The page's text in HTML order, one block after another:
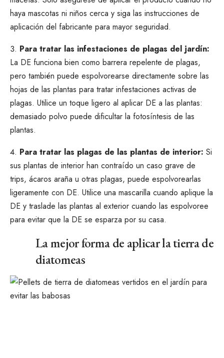
haya mascotas ni niños cerca y siga las instrucciones de
aplicación del fabricante para mayor seguridad.
Para tratar las infestaciones de plagas del jardín:
La DE funciona bien como barrera repelente de plagas,
pero también puede espolvorearse directamente sobre las
hojas de las plantas para tratar infestaciones activas de
plagas. Utilice un toque ligero al aplicar DE a las plantas:
demasiado polvo puede dificultar la fotosíntesis de las
plantas.
Para tratar las plagas de las plantas de interior: Si
sus plantas de interior han contraído un caso grave de
trips, ácaros araña u otras plagas, puede espolvorearlas
ligeramente con DE. Utilice una mascarilla cuando aplique la
DE y traslade las plantas al exterior cuando las espolvoree
para evitar que la DE se esparza por su casa.
La mejor forma de aplicar la tierra de
diatomeas